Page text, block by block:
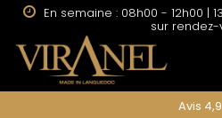
sur rendez-
Avis 4,9